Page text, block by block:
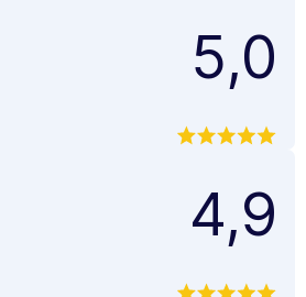
5,0
4,9